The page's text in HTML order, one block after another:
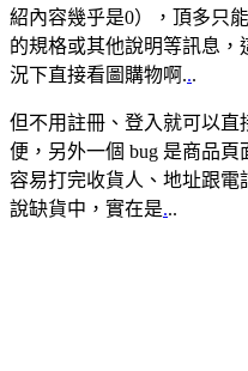
紹內容幾乎是0），頂多只
的規格或其他說明等訊息
況下直接看圖購物啊...
但不用註冊、登入就可以直
便，另外一個 bug 是商品
容易打完收貨人、地址跟
說缺貨中，實在是...